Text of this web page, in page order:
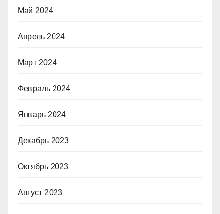
Май 2024
Апрель 2024
Март 2024
Февраль 2024
Январь 2024
Декабрь 2023
Октябрь 2023
Август 2023